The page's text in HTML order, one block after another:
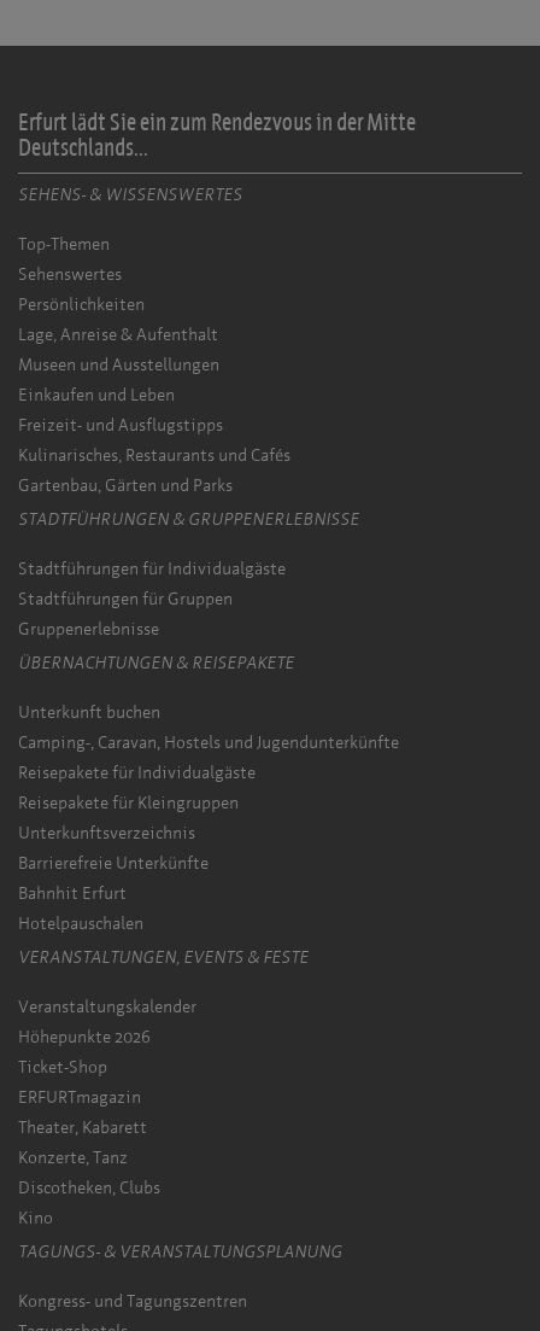
Erfurt lädt Sie ein zum Rendezvous in der Mitte
Deutschlands...
SEHENS- & WISSENSWERTES
Top-Themen
Sehenswertes
Persönlichkeiten
Lage, Anreise & Aufenthalt
Museen und Ausstellungen
Einkaufen und Leben
Freizeit- und Ausflugstipps
Kulinarisches, Restaurants und Cafés
Gartenbau, Gärten und Parks
STADTFÜHRUNGEN & GRUPPENERLEBNISSE
Stadtführungen für Individualgäste
Stadtführungen für Gruppen
Gruppenerlebnisse
ÜBERNACHTUNGEN & REISEPAKETE
Unterkunft buchen
Camping-, Caravan, Hostels und Jugendunterkünfte
Reisepakete für Individualgäste
Reisepakete für Kleingruppen
Unterkunftsverzeichnis
Barrierefreie Unterkünfte
Bahnhit Erfurt
Hotelpauschalen
VERANSTALTUNGEN, EVENTS & FESTE
Veranstaltungskalender
Höhepunkte 2026
Ticket-Shop
ERFURTmagazin
Theater, Kabarett
Konzerte, Tanz
Discotheken, Clubs
Kino
TAGUNGS- & VERANSTALTUNGSPLANUNG
Kongress- und Tagungszentren